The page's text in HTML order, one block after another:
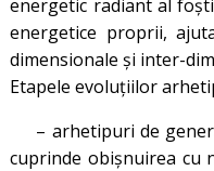
energetic radiant al
energetice proprii,
dimensionale și inter-
Etapele evoluțiilor
– arhetipuri de
cuprinde obișnuirea cu